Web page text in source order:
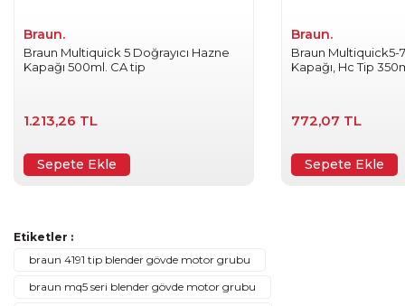
Braun.
Braun Multiquick 5 Doğrayıcı Hazne
Kapağı 500ml. CA tip
1.213,26 TL
Sepete Ekle
Braun.
Braun Multiquick5-
Kapağı, Hc Tip
772,07 TL
Sepete Ekle
Etiketler :
braun 4191 tip blender gövde motor grubu
braun mq5 seri blender gövde motor grubu